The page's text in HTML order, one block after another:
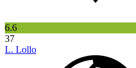
6.6
37
L. Lollo